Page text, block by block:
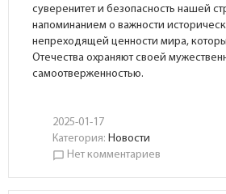
суверенитет и безопасность нашей
напоминанием о важности
непреходящей ценности мира,
Отечества охраняют своей
самоотверженностью.
2025-01-17
Категория: Новости
chat_bubble_outline Нет комментариев